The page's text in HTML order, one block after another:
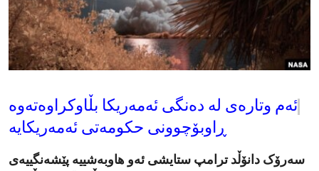
ENVIRONMENT AND HEALTH
IDEALS AND INSTITUTIONS
ئەم وتارەی لە دەنگی ئەمەریکا بڵاوکراوەتەوە
ڕاوبۆچوونی حکومەتی ئەمەریکایە
سەرۆک دانۆڵد ترامپ ستایشی ئەو هاوبەشییە پێشەنگییەی